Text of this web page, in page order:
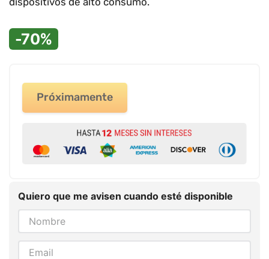
-70%
Próximamente
Quiero que me avisen cuando esté disponible